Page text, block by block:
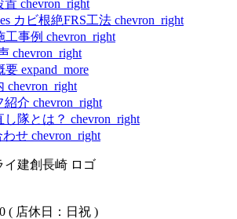
置 chevron_right
カビ根絶FRS工法 chevron_right
工事例 chevron_right
chevron_right
要 expand_more
chevron_right
紹介 chevron_right
し隊とは？ chevron_right
わせ chevron_right
( 店休日：日祝 )